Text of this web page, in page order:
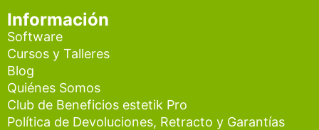
Información
Software
Cursos y Talleres
Blog
Quiénes Somos
Club de Beneficios estetik Pro
Política de Devoluciones, Retracto y Garantías